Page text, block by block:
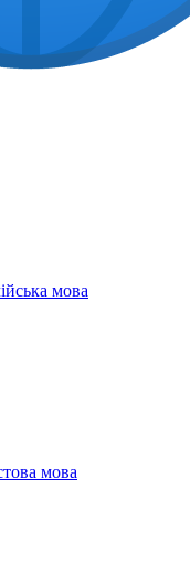
мова
мова